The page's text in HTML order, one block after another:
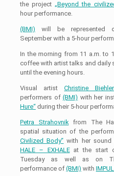
the project„Beyond the
hour performance.
(BMI) will be represented
September with a 5-hour
In the morning from 11 a.m. to
coffee with artist talks and daily
until the evening hours.
Visual artist Christine Biehler
performers of(BMI) with her
Hure“ during their 5-hour
Petra Strahovnikfrom The
spatial situation of the
Civilized Body” with her sound
HALE – EXHALEat the start
Tuesday as well as on
performance of (BMI) with